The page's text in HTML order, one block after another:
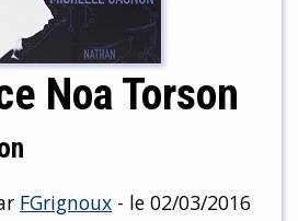
Noa Torson
FGrignoux - le 02/03/2016